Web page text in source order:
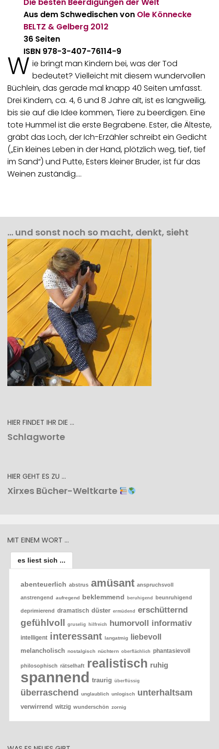
Aus dem Schwedischen von Ole Könnecke
BELTZ & Gelberg 2012
36 Seiten
ISBN 978-3-407-76114-9
W ie bringt man Kindern bei, was der Tod
bedeutet? Vielleicht mit diesem wundervollen
Büchlein, das gerade mal knapp 40 Seiten umfasst.
Drei Kindern, ca. 4, 6 und 8 Jahre alt, ist es langweilig,
bis sie auf die Idee kommen, Tiere zu beerdigen. Eine
tote Hummel ist die erste Begrabene. Ester, die Älteste,
gräbt das Loch, der Ich-Erzähler schreibt ein Gedicht
(„Ein kleines Leben in der Hand, plötzlich weg, tief, tief
im Sand“) und Putte, Esters kleiner Bruder, ist für das
Weinen zuständig.…
… und sonst noch so macht, denkt, sieht
HIER FINDET IHR DIE …
Schlagworte
HIER GEHT ES ZU …
Xirxes Bücher-Weltkarte
MIT EINEM WORT …
es liest sich ...
abenteuerlich abstrus amüsant anspruchsvoll
anstrengend aufregend beklemmend beruhigend beunruhigend
deprimierend dramatisch düster ermüdend erschütternd
gefühlvoll gruselig hilfreich humorvoll informativ
intelligent interessant langatmig liebevoll
melancholisch nostalgisch nüchtern oberflächlich phantasievoll
philosophisch rätselhaft realistisch ruhig
spannend traurig überflüssig
überraschend unglaublich unlogisch unterhaltsam
verwirrend witzig wunderschön zornig